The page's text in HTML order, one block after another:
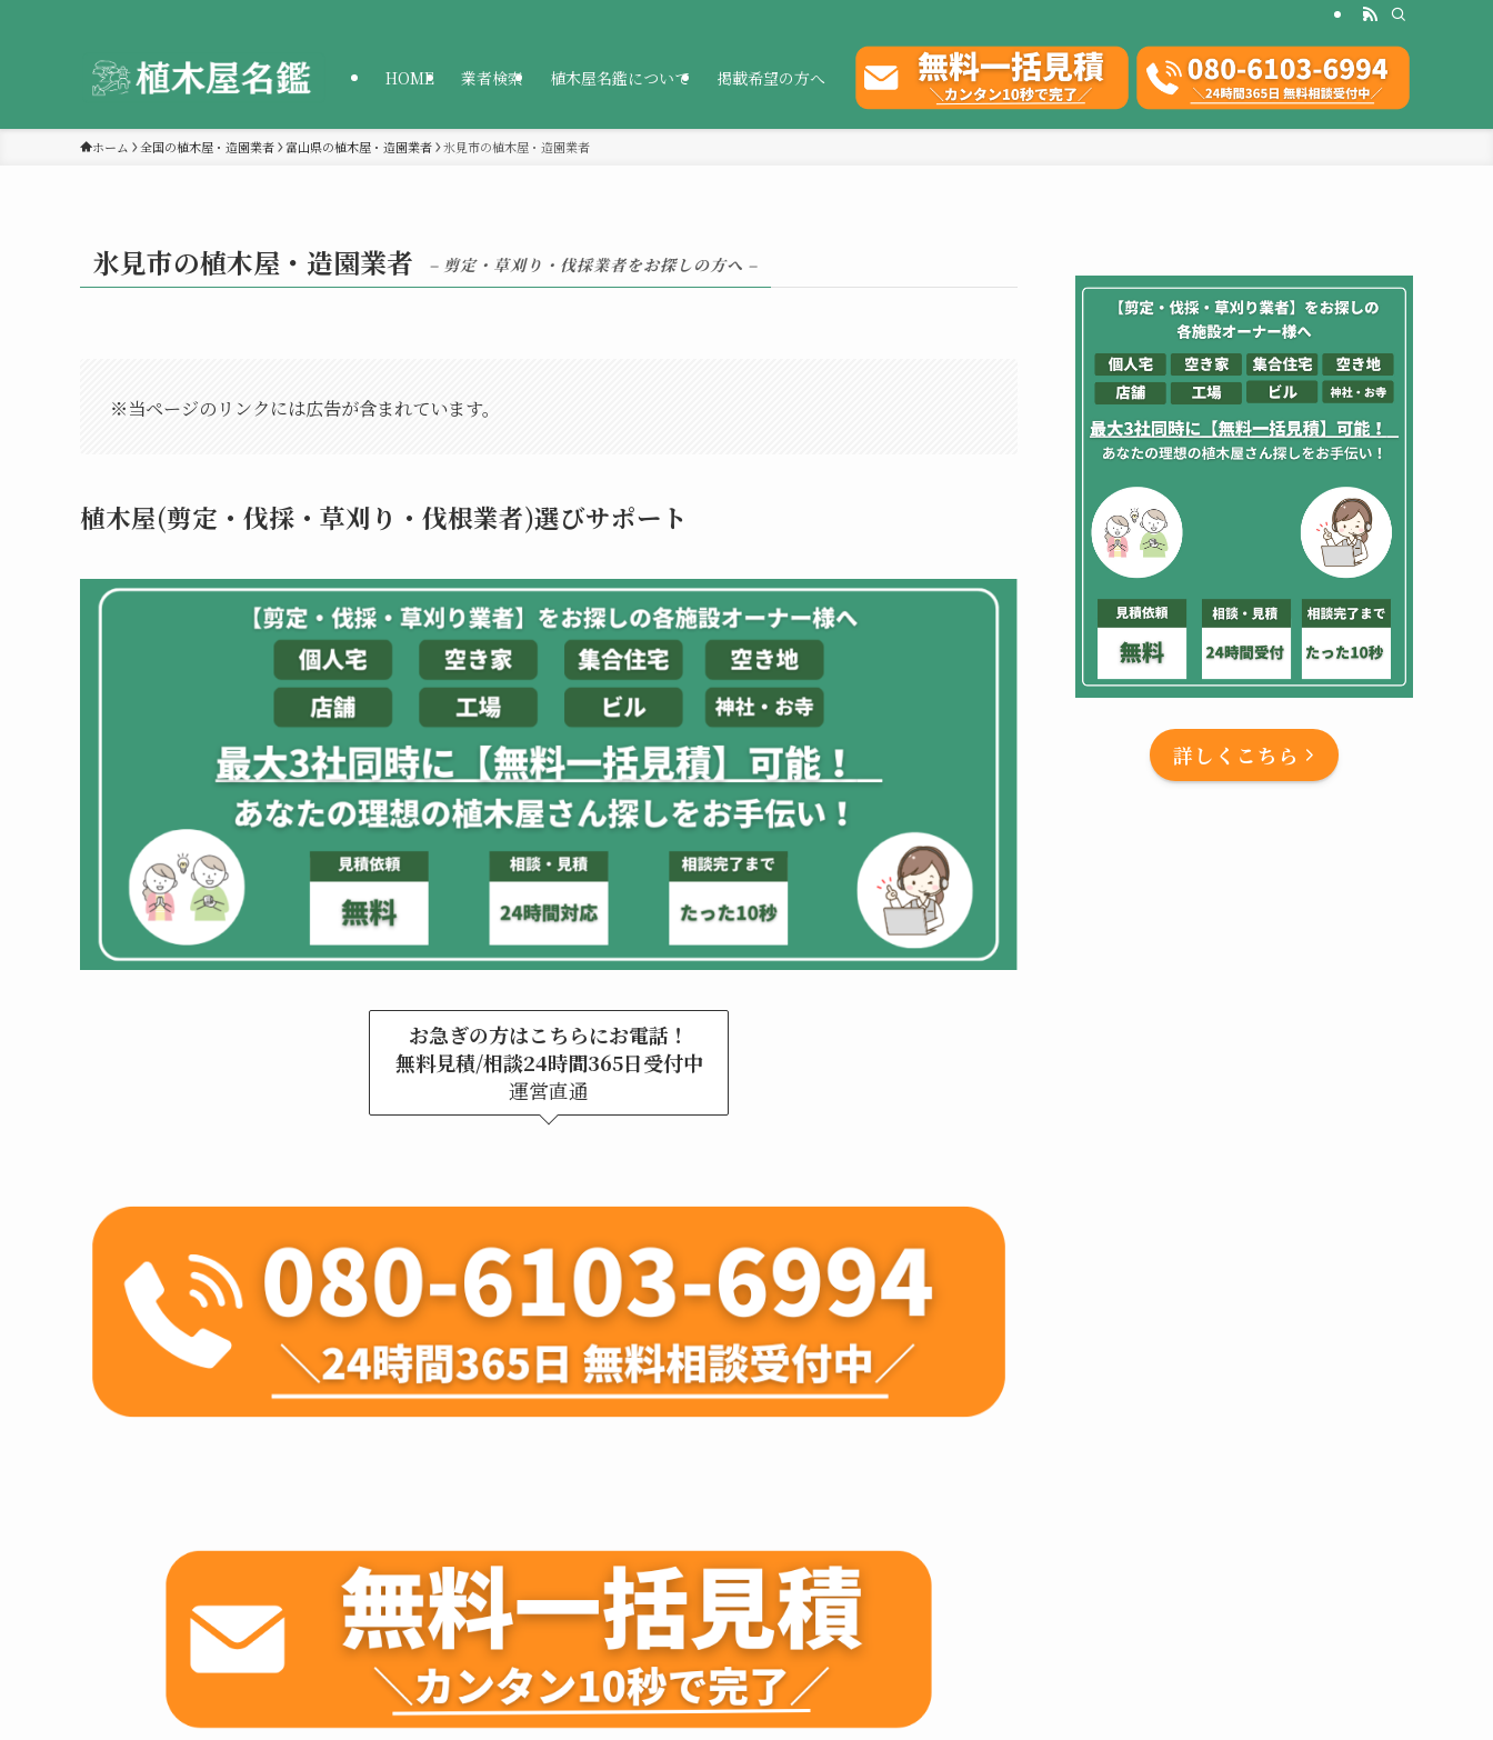
HOME 業者検索 植木屋名鑑について 掲載希望の方へ
ホーム 全国の植木屋・造園業者 富山県の植木屋・造園業者 氷見市の植木屋・造園業者
氷見市の植木屋・造園業者 – 剪定・草刈り・伐採業者をお探しの方へ –
※当ページのリンクには広告が含まれています。
植木屋(剪定・伐採・草刈り・伐根業者)選びサポート
お急ぎの方はこちらにお電話！
無料見積/相談24時間365日受付中
運営直通
詳しくこちら